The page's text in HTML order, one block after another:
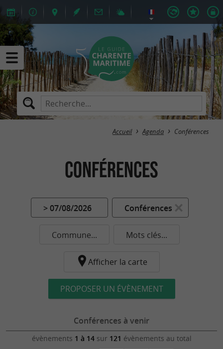
Accueil Agenda Conférences
Conférences
> 07/08/2026 Conférences
Commune... Mots clés...
Afficher la carte
PROPOSER UN ÉVÈNEMENT
Conférences à venir
évènements 1 à 14sur 121 évènements au total